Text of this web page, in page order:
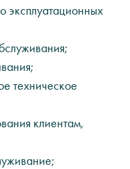
эксплуатационных
техническое
клиентам,